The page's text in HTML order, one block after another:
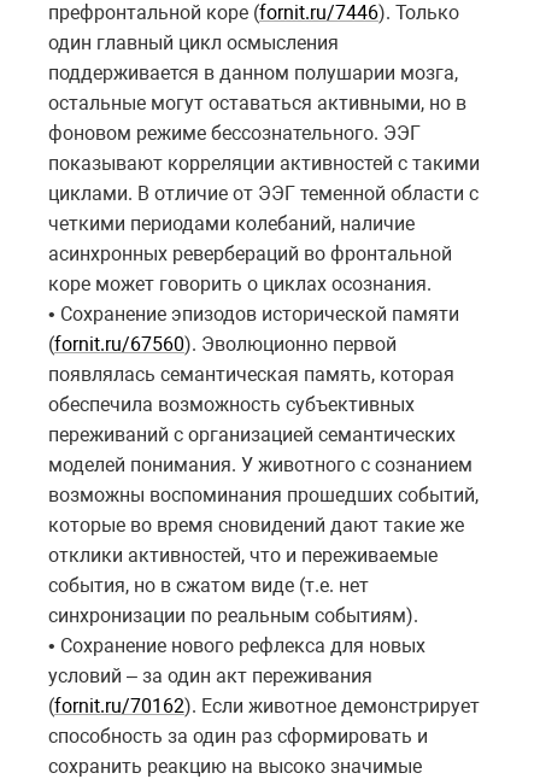
префронтальной коре (fornit.ru/7446). Только
один главный цикл осмысления
поддерживается в данном полушарии мозга,
остальные могут оставаться активными, но в
фоновом режиме бессознательного. ЭЭГ
показывают корреляции активностей с такими
циклами. В отличие от ЭЭГ теменной области с
четкими периодами колебаний, наличие
асинхронных ревербераций во фронтальной
коре может говорить о циклах осознания.
• Сохранение эпизодов исторической памяти
(fornit.ru/67560). Эволюционно первой
появлялась семантическая память, которая
обеспечила возможность субъективных
переживаний с организацией семантических
моделей понимания. У животного с сознанием
возможны воспоминания прошедших событий,
которые во время сновидений дают такие же
отклики активностей, что и переживаемые
события, но в сжатом виде (т.е. нет
синхронизации по реальным событиям).
• Сохранение нового рефлекса для новых
условий – за один акт переживания
(fornit.ru/70162). Если животное демонстрирует
способность за один раз сформировать и
сохранить реакцию на высоко значимые